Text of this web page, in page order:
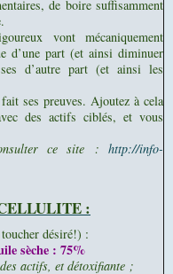
de boire suffisamment
vont mécaniquement
d’une part (et ainsi diminuer
d’autre part (et ainsi les
ses preuves. Ajoutez à cela
des actifs ciblés, et vous
ce site : http://info-
:
désiré!) :
sèche : 75%
actifs, et détoxifiante ;